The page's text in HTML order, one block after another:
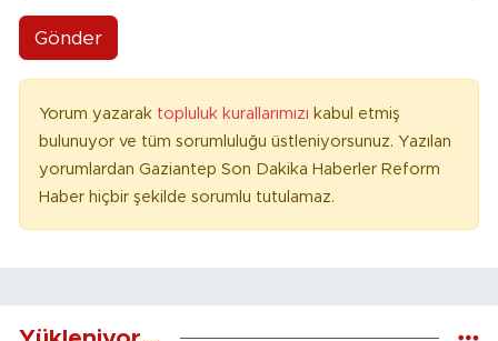
Gönder
Yorum yazarak topluluk kurallarımızı kabul etmiş
bulunuyor ve tüm sorumluluğu üstleniyorsunuz. Yazılan
yorumlardan Gaziantep Son Dakika Haberler Reform
Haber hiçbir şekilde sorumlu tutulamaz.